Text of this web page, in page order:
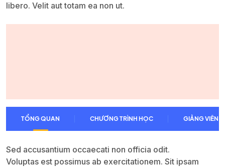
libero. Velit aut totam ea non ut.
TỔNG QUAN CHƯƠNG TRÌNH HỌC GIẢNG VIÊN
Sed accusantium occaecati non officia odit.
Voluptas est possimus ab exercitationem. Sit ipsam